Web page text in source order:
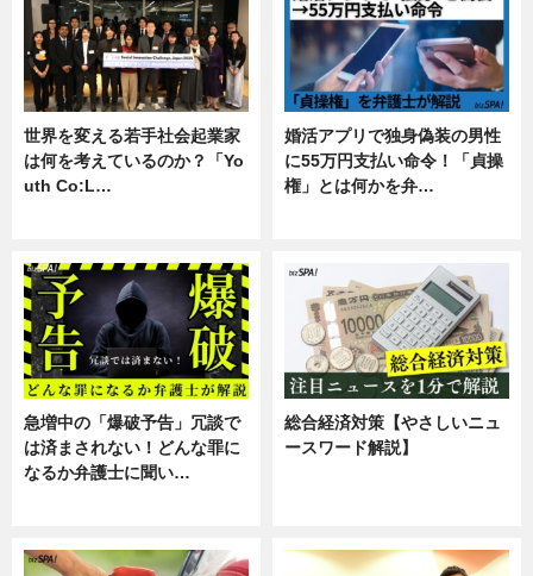
世界を変える若手社会起業家
は何を考えているのか？「Yo
uth Co:L…
婚活アプリで独身偽装の男性
に55万円支払い命令！「貞操
権」とは何かを弁…
急増中の「爆破予告」冗談で
は済まされない！どんな罪に
なるか弁護士に聞い…
総合経済対策【やさしいニュ
ースワード解説】